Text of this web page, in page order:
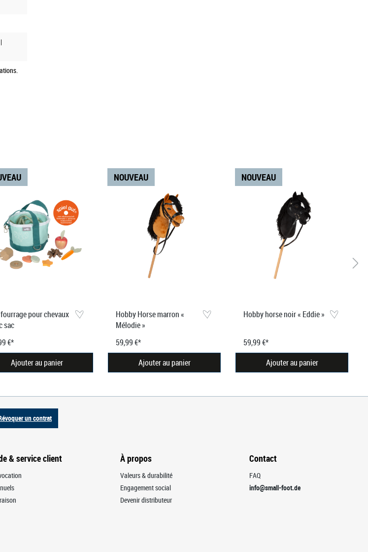
pour chevaux
sac
€*
Ajouter au panier
NOUVEAU
Hobby Horse marron «
Mélodie »
59,99 €*
Ajouter au panier
NOUVEAU
Hobby horse noir « Eddie »
59,99 €*
Ajouter au panier
un contrat
& service client À propos
Valeurs & durabilité
Engagement social
Devenir distributeur
Contact
FAQ
info@small-foot.de